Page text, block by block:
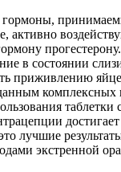
гормоны,
активно
в состоянии
приживлению
комплексных
таблетки
лучшие
экстренной